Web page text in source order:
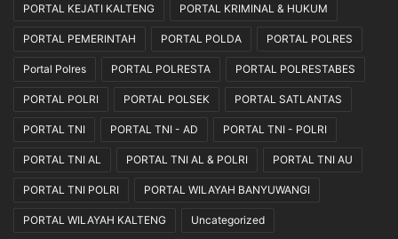
PORTAL KEJATI KALTENG PORTAL KRIMINAL & HUKUM
PORTAL PEMERINTAH PORTAL POLDA PORTAL POLRES
Portal Polres PORTAL POLRESTA PORTAL POLRESTABES
PORTAL POLRI PORTAL POLSEK PORTAL SATLANTAS
PORTAL TNI PORTAL TNI - AD PORTAL TNI - POLRI
PORTAL TNI AL PORTAL TNI AL & POLRI PORTAL TNI AU
PORTAL TNI POLRI PORTAL WILAYAH BANYUWANGI
PORTAL WILAYAH KALTENG Uncategorized